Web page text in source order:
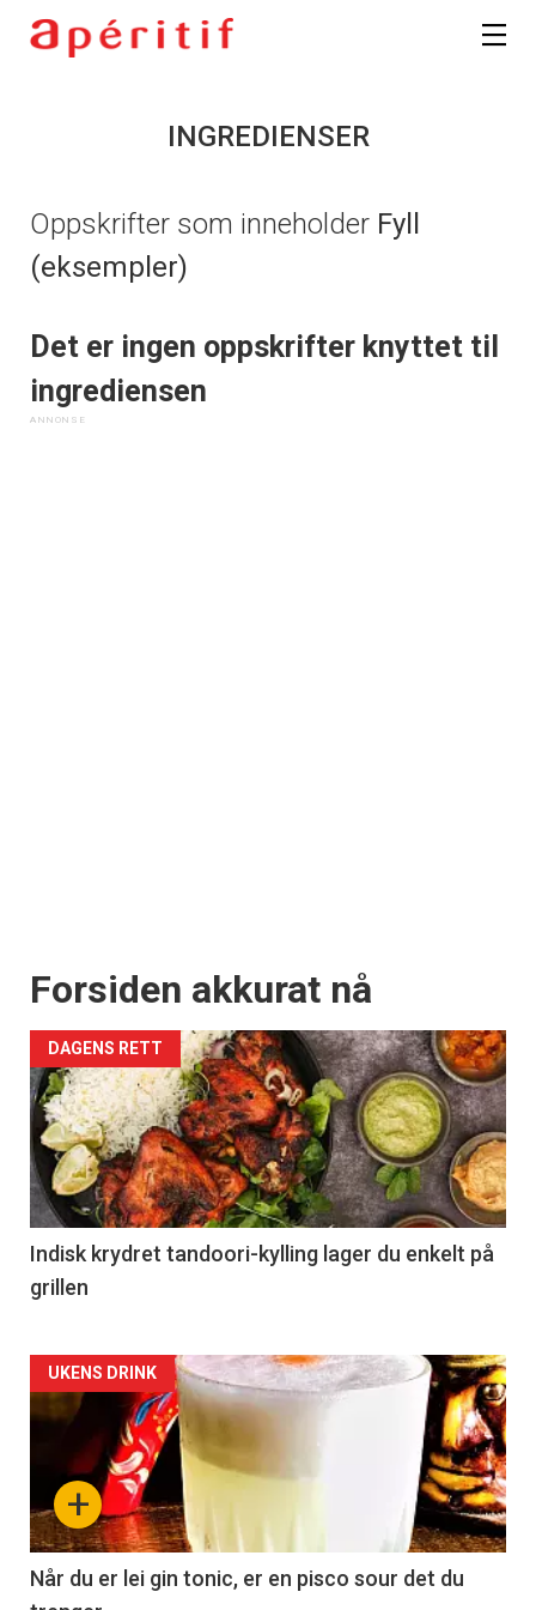
INGREDIENSER
Oppskrifter som inneholder Fyll
(eksempler)
Det er ingen oppskrifter knyttet til
ingrediensen
Forsiden akkurat nå
DAGENS RETT
Indisk krydret tandoori-kylling lager du enkelt på
grillen
Forsiden
akkurat
nå
-
2
+
UKENS DRINK
Når du er lei gin tonic, er en pisco sour det du